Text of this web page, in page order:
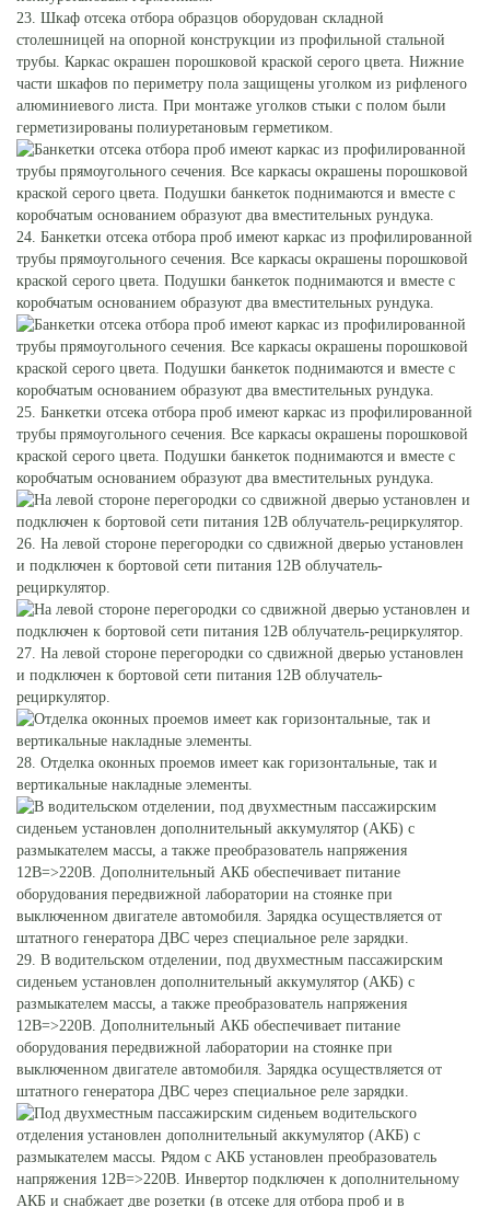
23. Шкаф отсека отбора образцов оборудован складной
столешницей на опорной конструкции из профильной стальной
трубы. Каркас окрашен порошковой краской серого цвета. Нижние
части шкафов по периметру пола защищены уголком из рифленого
алюминиевого листа. При монтаже уголков стыки с полом были
герметизированы полиуретановым герметиком.
24. Банкетки отсека отбора проб имеют каркас из профилированной
трубы прямоугольного сечения. Все каркасы окрашены порошковой
краской серого цвета. Подушки банкеток поднимаются и вместе с
коробчатым основанием образуют два вместительных рундука.
25. Банкетки отсека отбора проб имеют каркас из профилированной
трубы прямоугольного сечения. Все каркасы окрашены порошковой
краской серого цвета. Подушки банкеток поднимаются и вместе с
коробчатым основанием образуют два вместительных рундука.
26. На левой стороне перегородки со сдвижной дверью установлен
и подключен к бортовой сети питания 12В облучатель-
рециркулятор.
27. На левой стороне перегородки со сдвижной дверью установлен
и подключен к бортовой сети питания 12В облучатель-
рециркулятор.
28. Отделка оконных проемов имеет как горизонтальные, так и
вертикальные накладные элементы.
29. В водительском отделении, под двухместным пассажирским
сиденьем установлен дополнительный аккумулятор (АКБ) с
размыкателем массы, а также преобразователь напряжения
12В=>220В. Дополнительный АКБ обеспечивает питание
оборудования передвижной лаборатории на стоянке при
выключенном двигателе автомобиля. Зарядка осуществляется от
штатного генератора ДВС через специальное реле зарядки.